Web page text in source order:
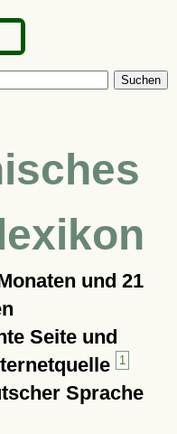
Suchen
und 21
Seite und
1
Sprache